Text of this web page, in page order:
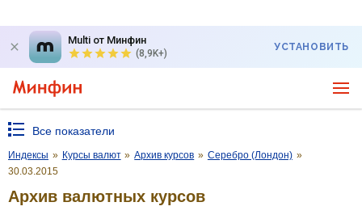
Multi от Минфин
(8,9K+)
УСТАНОВИТЬ
Все показатели
Индексы » Курсы валют » Архив курсов » Серебро (Лондон) »
30.03.2015
Архив валютных курсов